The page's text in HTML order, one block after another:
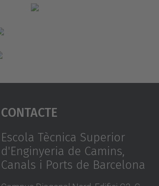
Contacte
Escola Tècnica Superior
d'Enginyeria de Camins,
Canals i Ports de Barcelona